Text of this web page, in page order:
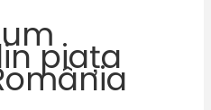
piața